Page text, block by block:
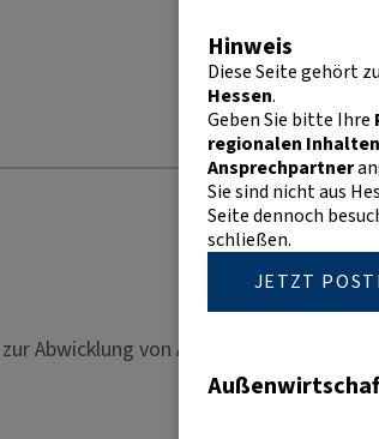
Abwicklung von Ausfuhr und Einfuhr.
Hinweis
Diese Seite gehört
Hessen.
Geben Sie bitte Ihre
regionalen Inhalten
Ansprechpartner
Sie sind nicht aus
Seite dennoch
schließen.
JETZT